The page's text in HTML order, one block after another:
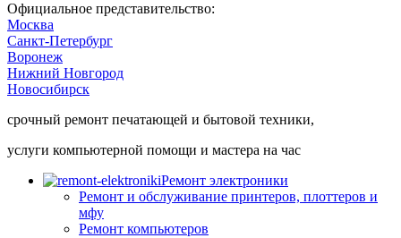
Официальное представительство:
Москва
Санкт-Петербург
Воронеж
Нижний Новгород
Новосибирск
срочный ремонт печатающей и бытовой техники,
услуги компьютерной помощи и мастера на час
Ремонт электроники
Ремонт и обслуживание принтеров, плоттеров и
мфу
Ремонт компьютеров